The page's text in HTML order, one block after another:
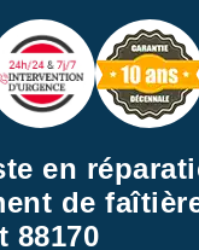
en
de
88170